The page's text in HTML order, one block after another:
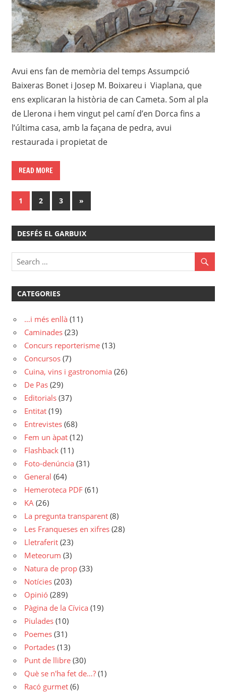
Avui ens fan de memòria del temps Assumpció
Baixeras Bonet i Josep M. Boixareu i Viaplana, que
ens explicaran la història de can Cameta. Som al pla
de Llerona i hem vingut pel camí d’en Dorca fins a
l’última casa, amb la façana de pedra, avui
restaurada i propietat de
READ MORE
Paginació
les
entrades
1 2 3
Next
Posts
»
DESFÉS EL GARBUIX
CATEGORIES
…i més enllà (11)
Caminades (23)
Concurs reporterisme (13)
Concursos (7)
Cuina, vins i gastronomia (26)
De Pas (29)
Editorials (37)
Entitat (19)
Entrevistes (68)
Fem un àpat (12)
Flashback (11)
Foto-denúncia (31)
General (64)
Hemeroteca PDF (61)
KA (26)
La pregunta transparent (8)
Les Franqueses en xifres (28)
Lletraferit (23)
Meteorum (3)
Natura de prop (33)
Notícies (203)
Opinió (289)
Pàgina de la Cívica (19)
Piulades (10)
Poemes (31)
Portades (13)
Punt de llibre (30)
Què se n'ha fet de…? (1)
Racó gurmet (6)